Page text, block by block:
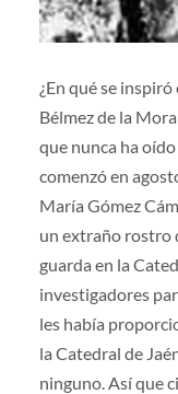
¿En qué se
Bélmez de la
que nunca ha
comenzó en
María Gómez
un extraño rostro
guarda en la
investigadores
les había
la Catedral de
ninguno. Así que